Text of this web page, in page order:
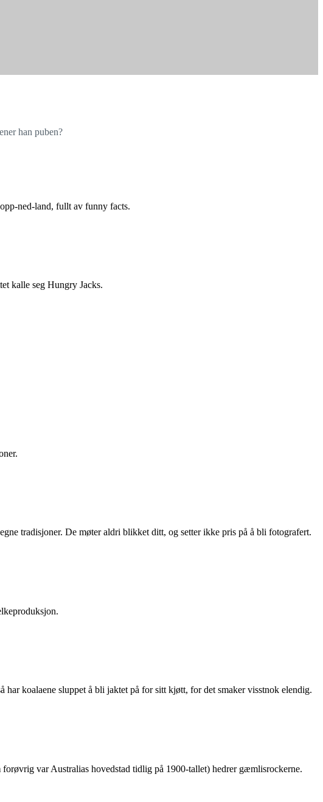
han puben?
ned-land, fullt av funny facts.
kalle seg Hungry Jacks.
tradisjoner. De møter aldri blikket ditt, og setter ikke pris på å bli fotografert.
koalaene sluppet å bli jaktet på for sitt kjøtt, for det smaker visstnok elendig.
var Australias hovedstad tidlig på 1900-tallet) hedrer gæmlisrockerne.